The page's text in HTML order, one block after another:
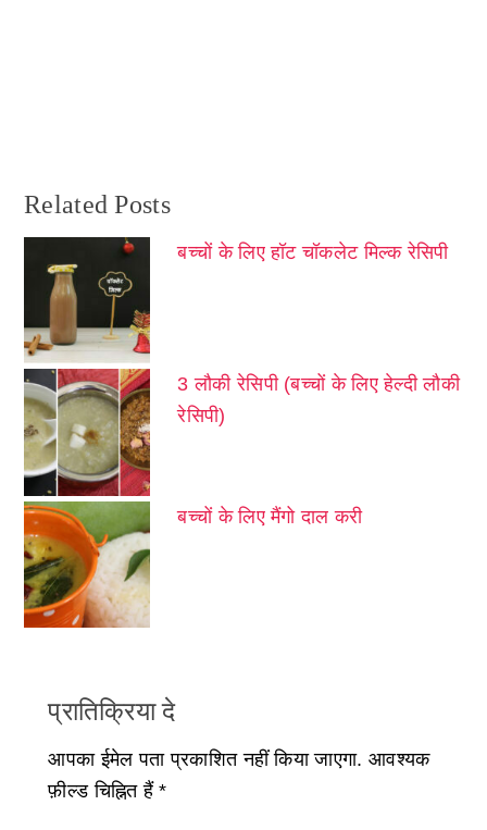
Related Posts
बच्चों के लिए हॉट चॉकलेट मिल्क रेसिपी
3 लौकी रेसिपी (बच्चों के लिए हेल्दी लौकी
रेसिपी)
बच्चों के लिए मैंगो दाल करी
प्रातिक्रिया दे
आपका ईमेल पता प्रकाशित नहीं किया जाएगा. आवश्यक
फ़ील्ड चिह्नित हैं*